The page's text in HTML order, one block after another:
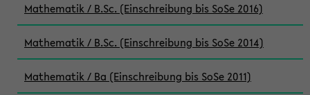
Mathematik / B.Sc. (Einschreibung bis SoSe 2016)
Mathematik / B.Sc. (Einschreibung bis SoSe 2014)
Mathematik / Ba (Einschreibung bis SoSe 2011)